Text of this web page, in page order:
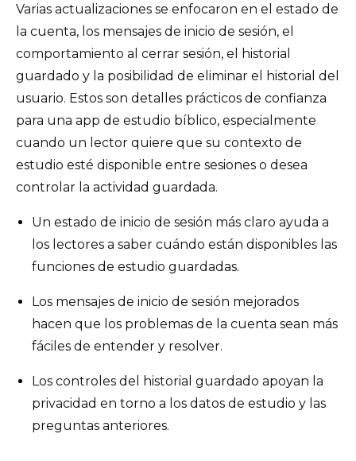
Varias actualizaciones se enfocaron en el estado de
la cuenta, los mensajes de inicio de sesión, el
comportamiento al cerrar sesión, el historial
guardado y la posibilidad de eliminar el historial del
usuario. Estos son detalles prácticos de confianza
para una app de estudio bíblico, especialmente
cuando un lector quiere que su contexto de
estudio esté disponible entre sesiones o desea
controlar la actividad guardada.
Un estado de inicio de sesión más claro ayuda a
los lectores a saber cuándo están disponibles las
funciones de estudio guardadas.
Los mensajes de inicio de sesión mejorados
hacen que los problemas de la cuenta sean más
fáciles de entender y resolver.
Los controles del historial guardado apoyan la
privacidad en torno a los datos de estudio y las
preguntas anteriores.